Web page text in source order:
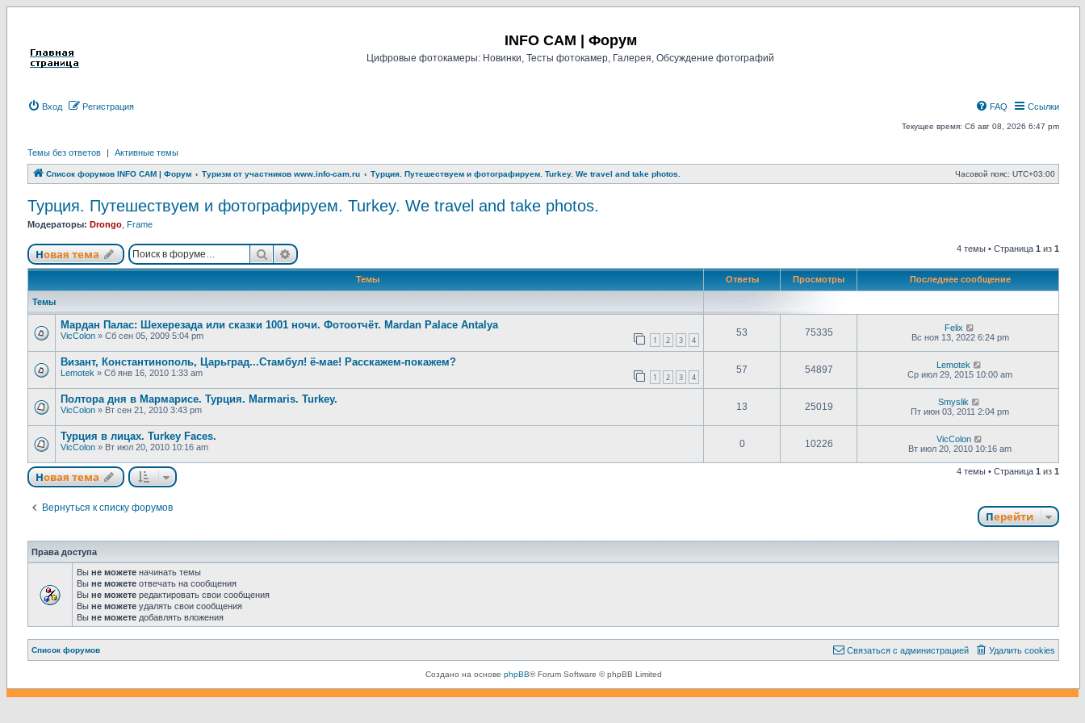
INFO CAM | Форум
Цифровые фотокамеры: Новинки, Тесты фотокамер, Галерея, Обсуждение фотографий
Вход Регистрация Ссылки
FAQ
Текущее время: Сб авг 08, 2026 6:47 pm
Темы без ответов | Активные темы
Список форумов INFO CAM | Форум Туризм от участников www.info-cam.ru Турция. Путешествуем и фотографируем. Turkey. We travel and take photos. Часовой пояс: UTC+03:00
Турция. Путешествуем и фотографируем. Turkey. We travel and take photos.
Модераторы: Drongo Frame
Новая тема
Новая тема ПоискРасширенный поиск 4 темы • Страница 1 из 1
Темы Ответы Просмотры Последнее сообщение
Темы
Мардан Палас: Шехерезада или сказки 1001 ночи. Фотоотчёт. Mardan Palace Antalya
VicColon » Сб сен 05, 2009 5:04 pm 1 2 3 4
53 75335
Felix
Вс ноя 13, 2022 6:24 pm
Визант, Константинополь, Царьград...Стамбул! ё-мае! Расскажем-покажем?
Lemotek » Сб янв 16, 2010 1:33 am 1 2 3 4
57 54897
Lemotek
Ср июл 29, 2015 10:00 am
Полтора дня в Мармарисе. Турция. Marmaris. Turkey.
VicColon » Вт сен 21, 2010 3:43 pm 13 25019
Smyslik
Пт июн 03, 2011 2:04 pm
Турция в лицах. Turkey Faces.
VicColon » Вт июл 20, 2010 10:16 am 0 10226
VicColon
Вт июл 20, 2010 10:16 am
Новая тема
Новая тема 4 темы • Страница 1 из 1
Вернуться к списку форумов
Перейти
Права доступа
Вы не можете начинать темы
Вы не можете отвечать на сообщения
Вы не можете редактировать свои сообщения
Вы не можете удалять свои сообщения
Вы не можете добавлять вложения
Список форумов Удалить cookies
Связаться с
Связаться с администрацией
Создано на основе phpBB® Forum Software © phpBB Limited